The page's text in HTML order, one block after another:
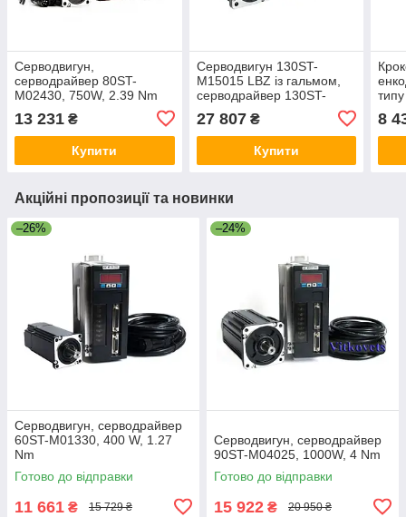
Серводвигун,
серводрайвер 80ST-
M02430, 750W, 2.39 Nm
13 231 ₴
Купити
Серводвигун 130ST-
M15015 LBZ із гальмом,
серводрайвер 130ST-
27 807₴
Купити
8
Акційні пропозиції та новинки
–26%
Серводвигун, серводрайвер
60ST-M01330, 400 W, 1.27
Nm
Готово до відправки
11 661 ₴ 15 729 ₴
–24%
Серводвигун, серводрайвер
90ST-M04025, 1000W, 4 Nm
Готово до відправки
15 922 ₴ 20 950 ₴